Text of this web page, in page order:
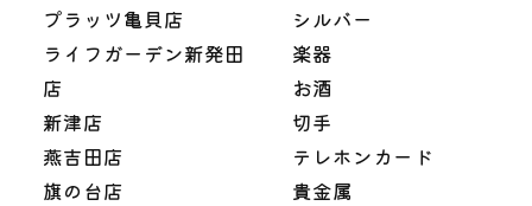
プラッツ亀貝店
ライフガーデン新発田
店
新津店
燕吉田店
旗の台店
シルバー
楽器
お酒
切手
テレホンカード
貴金属